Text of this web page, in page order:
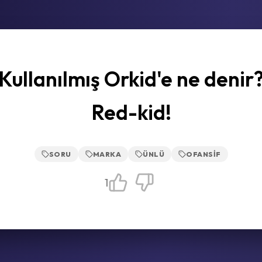
Orkid'e ne
Red-kid!
SORU MARKA ÜNLÜ OFANSIF
1